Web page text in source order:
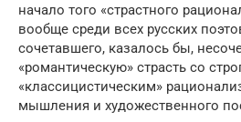
начало того «страстного
вообще среди всех русских
сочетавшего, казалось бы,
«романтическую» страсть со
«классицистическим»
мышления и художественного